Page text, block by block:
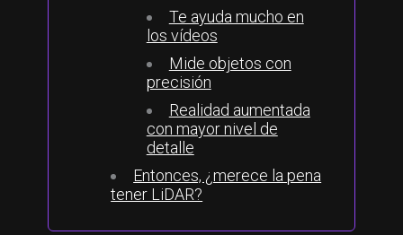
Te ayuda mucho en
los vídeos
Mide objetos con
precisión
Realidad aumentada
con mayor nivel de
detalle
Entonces, ¿merece la pena
tener LiDAR?